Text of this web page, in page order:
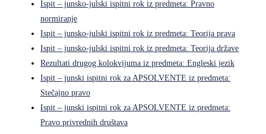
Ispit – junsko-julski ispitni rok iz predmeta: Pravno
normiranje
Ispit – junsko-julski ispitni rok iz predmeta: Teorija prava
Ispit – junsko-julski ispitni rok iz predmeta: Teorija države
Rezultati drugog kolokvijuma iz predmeta: Engleski jezik
Ispit – junski ispitni rok za APSOLVENTE iz predmeta:
Stečajno pravo
Ispit – junski ispitni rok za APSOLVENTE iz predmeta:
Pravo privrednih društava